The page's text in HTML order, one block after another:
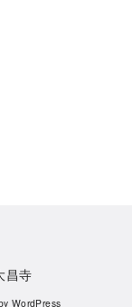
昌寺
WordPress